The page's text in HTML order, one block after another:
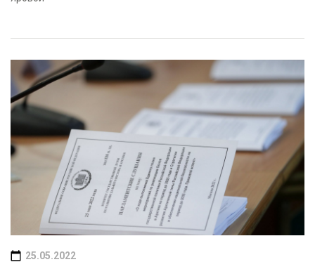
25.05.2022